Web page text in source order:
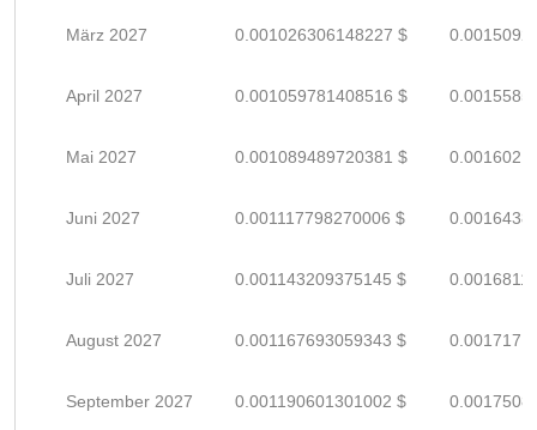
März 2027 0.001026306148227 $
April 2027 0.001059781408516 $
Mai 2027 0.001089489720381 $
Juni 2027 0.001117798270006 $
Juli 2027 0.001143209375145 $
August 2027 0.001167693059343 $
September 2027 0.001190601301002 $